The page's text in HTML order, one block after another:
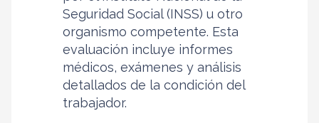
Seguridad Social (INSS) u otro
organismo competente. Esta
evaluación incluye informes
médicos, exámenes y análisis
detallados de la condición del
trabajador.